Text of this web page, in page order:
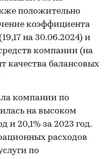
положительно
коэффициента
на 30.06.2024) и
компании (на
качества балансовых
компании по
на высоком
и 20,1% за 2023 год.
расходов
по